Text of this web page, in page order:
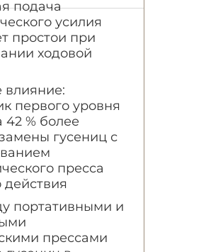
подача
усилия
простои при
ходовой
влияние:
первого уровня
42 % более
гусениц с
пресса
действия
портативными и
прессами